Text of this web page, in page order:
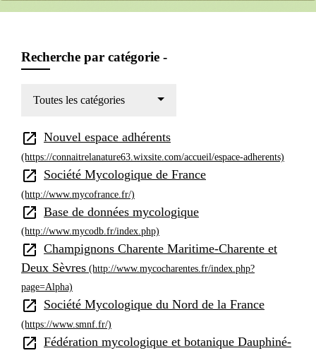
Recherche par catégorie -
Toutes les catégories
open_in_new Nouvel espace adhérents
(https://connaitrelanature63.wixsite.com/accueil/espace-adherents)
open_in_new Société Mycologique de France
(http://www.mycofrance.fr/)
open_in_new Base de données mycologique
(http://www.mycodb.fr/index.php)
open_in_new Champignons Charente Maritime-Charente et
Deux Sèvres (http://www.mycocharentes.fr/index.php?
page=Alpha)
open_in_new Société Mycologique du Nord de la France
(https://www.smnf.fr/)
open_in_new Fédération mycologique et botanique Dauphiné-